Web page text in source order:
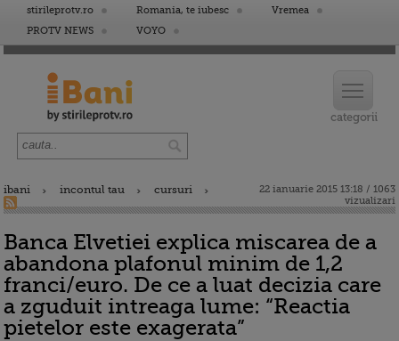
stirileprotv.ro Romania, te iubesc
Vremea
PROTV NEWS
VOYO
ibani incontul tau cursuri
22 ianuarie 2015 13:18 / 1063
vizualizari
Banca Elvetiei explica miscarea de a
abandona plafonul minim de 1,2
franci/euro. De ce a luat decizia care
a zguduit intreaga lume: “Reactia
pietelor este exagerata”